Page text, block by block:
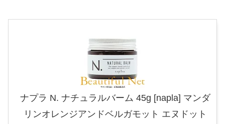
ナプラ N. ナチュラルバーム 45g [napla] マンダ
リンオレンジアンドベルガモット エヌドット